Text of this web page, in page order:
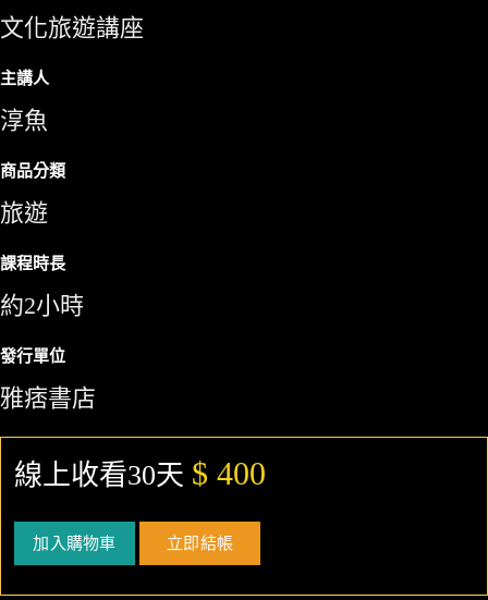
文化旅遊講座
主講人
淳魚
商品分類
旅遊
課程時長
約2小時
發行單位
雅痞書店
線上收看30天 $ 400
加入購物車 立即結帳